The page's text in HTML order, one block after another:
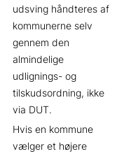
udsving håndteres af
kommunerne selv
gennem den
almindelige
udlignings- og
tilskudsordning, ikke
via DUT.
Hvis en kommune
vælger et højere